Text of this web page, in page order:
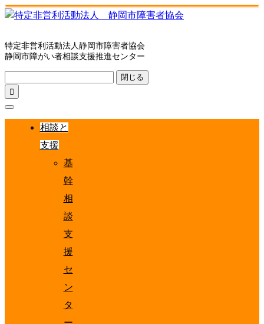
特定非営利活動法人静岡市障害者協会
静岡市障がい者相談支援推進センター
閉じる

相談と
支援
基
幹
相
談
支
援
セ
ン
タ